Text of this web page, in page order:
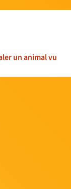
un animal vu